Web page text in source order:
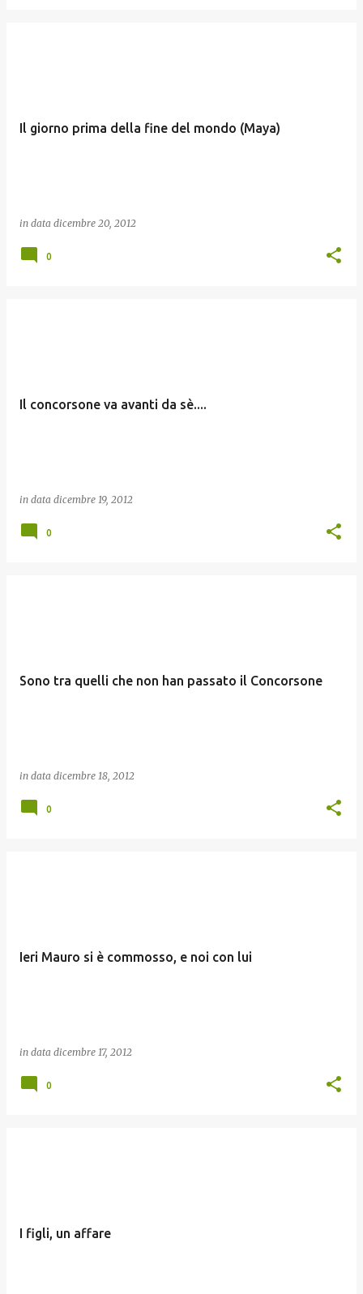
Il giorno prima della fine del mondo (Maya)
in data dicembre 20, 2012
0
Il concorsone va avanti da sè....
in data dicembre 19, 2012
0
Sono tra quelli che non han passato il Concorsone
in data dicembre 18, 2012
0
Ieri Mauro si è commosso, e noi con lui
in data dicembre 17, 2012
0
I figli, un affare